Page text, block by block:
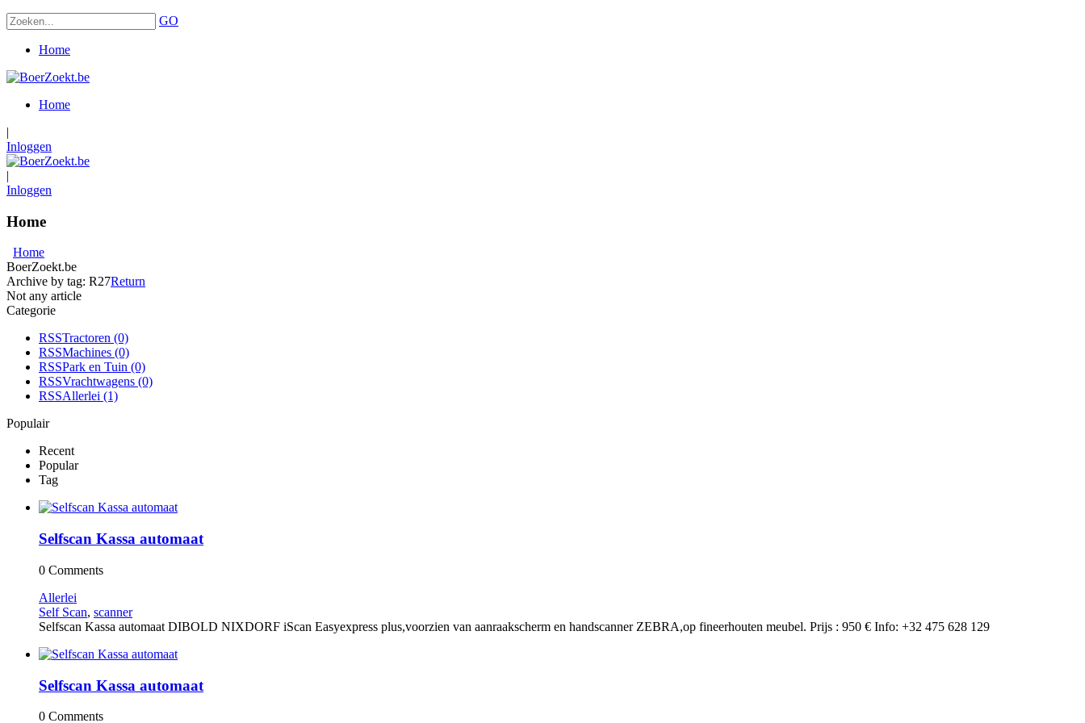
GO
Home
Home
|
Inloggen
|
Inloggen
Home
Home
BoerZoekt.be
Archive by tag: R27Return
Not any article
Categorie
RSSTractoren (0)
RSSMachines (0)
RSSPark en Tuin (0)
RSSVrachtwagens (0)
RSSAllerlei (1)
Populair
Recent
Popular
Tag
Selfscan Kassa automaat
0 Comments
Allerlei
Self Scan, scanner
Selfscan Kassa automaat DIBOLD NIXDORF iScan Easyexpress plus,voorzien van aanraakscherm en handscanner ZEBRA,op fineerhouten meubel. Prijs : 950 € Info: +32 475 628 129
Selfscan Kassa automaat
0 Comments